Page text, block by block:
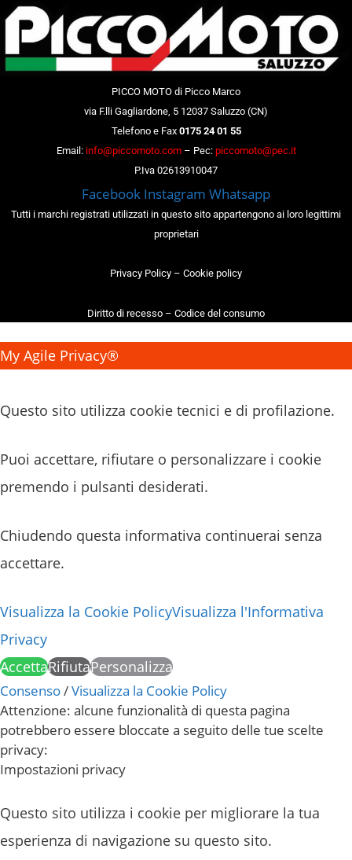
PICCO MOTO di Picco Marco
via F.lli Gagliardone, 5 12037 Saluzzo (CN)
Telefono e Fax 0175 24 01 55
Email: info@piccomoto.com– Pec: piccomoto@pec.it
P.Iva 02613910047
Facebook Instagram Whatsapp
Tutti i marchi registrati utilizzati in questo sito appartengono ai loro legittimi
proprietari
Privacy Policy – Cookie policy
Diritto di recesso – Codice del consumo
My Agile Privacy®
Questo sito utilizza cookie tecnici e di profilazione.
Puoi accettare, rifiutare o personalizzare i cookie
premendo i pulsanti desiderati.
Chiudendo questa informativa continuerai senza
accettare.
Visualizza la Cookie PolicyVisualizza l'Informativa
Privacy
AccettaRifiutaPersonalizza
Consenso/Visualizza la Cookie Policy
Attenzione: alcune funzionalità di questa pagina
potrebbero essere bloccate a seguito delle tue scelte
privacy:
Impostazioni privacy
Questo sito utilizza i cookie per migliorare la tua
esperienza di navigazione su questo sito.